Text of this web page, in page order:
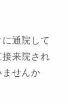
通院して
来院され
せんか